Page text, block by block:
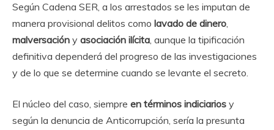
Según Cadena SER, a los arrestados se les imputan de
manera provisional delitos como lavado de dinero,
malversación y asociación ilícita, aunque la tipificación
definitiva dependerá del progreso de las investigaciones
y de lo que se determine cuando se levante el secreto.
El núcleo del caso, siempre en términos indiciarios y
según la denuncia de Anticorrupción, sería la presunta